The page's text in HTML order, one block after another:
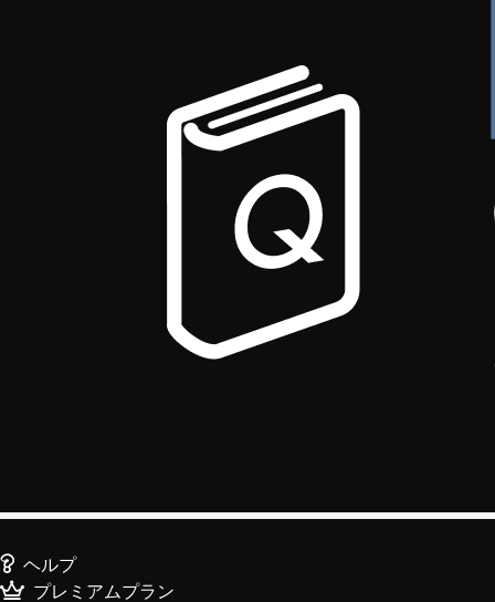
ヘルプ
プレミアムプラン